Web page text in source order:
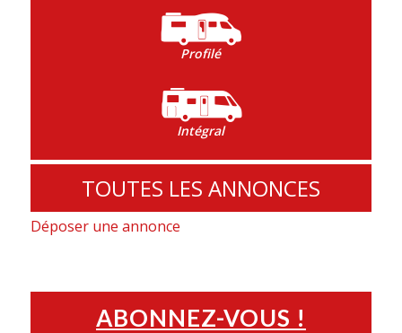
Profilé
Intégral
TOUTES LES ANNONCES
Déposer une annonce
ABONNEZ-VOUS !